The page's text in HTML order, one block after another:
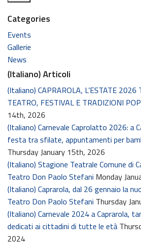
Categories
Events
Gallerie
News
(Italiano) Articoli
(Italiano) CAPRAROLA, L’ESTATE 2026
TEATRO, FESTIVAL E TRADIZIONI
14th, 2026
(Italiano) Carnevale Caprolatto 2026: a
festa tra sfilate, appuntamenti per
Thursday January 15th, 2026
(Italiano) Stagione Teatrale Comune di
Teatro Don Paolo Stefani Monday
(Italiano) Caprarola, dal 26 gennaio la
Teatro Don Paolo Stefani Thursday
(Italiano) Carnevale 2024 a Caprarola,
dedicati ai cittadini di tutte le età
2024